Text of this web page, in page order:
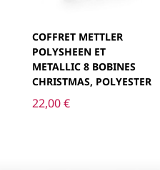
COFFRET METTLER
POLYSHEEN ET
METALLIC 8 BOBINES
CHRISTMAS, POLYESTER
22,00€